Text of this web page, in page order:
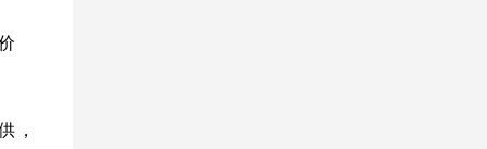
，